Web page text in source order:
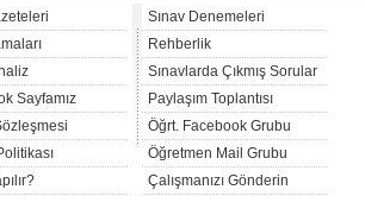
Sayfamız
Sınav Denemeleri
Rehberlik
Sınavlarda Çıkmış Sorular
Paylaşım Toplantısı
Öğrt. Facebook Grubu
Öğretmen Mail Grubu
Çalışmanızı Gönderin